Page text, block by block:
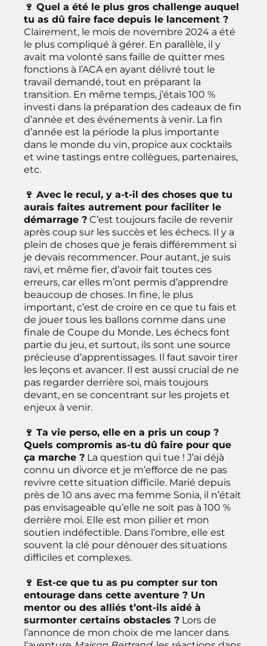
🍷 Quel a été le plus gros challenge auquel
tu as dû faire face depuis le lancement ?
Clairement, le mois de novembre 2024 a été
le plus compliqué à gérer. En parallèle, il y
avait ma volonté sans faille de quitter mes
fonctions à l’ACA en ayant délivré tout le
travail demandé, tout en préparant la
transition. En même temps, j’étais 100 %
investi dans la préparation des cadeaux de fin
d’année et des événements à venir. La fin
d’année est la période la plus importante
dans le monde du vin, propice aux cocktails
et wine tastings entre collègues, partenaires,
etc.
🍷 Avec le recul, y a-t-il des choses que tu
aurais faites autrement pour faciliter le
démarrage ? C’est toujours facile de revenir
après coup sur les succès et les échecs. Il y a
plein de choses que je ferais différemment si
je devais recommencer. Pour autant, je suis
ravi, et même fier, d’avoir fait toutes ces
erreurs, car elles m’ont permis d’apprendre
beaucoup de choses. In fine, le plus
important, c’est de croire en ce que tu fais et
de jouer tous les ballons comme dans une
finale de Coupe du Monde. Les échecs font
partie du jeu, et surtout, ils sont une source
précieuse d’apprentissages. Il faut savoir tirer
les leçons et avancer. Il est aussi crucial de ne
pas regarder derrière soi, mais toujours
devant, en se concentrant sur les projets et
enjeux à venir.
🍷 Ta vie perso, elle en a pris un coup ?
Quels compromis as-tu dû faire pour que
ça marche ? La question qui tue ! J’ai déjà
connu un divorce et je m’efforce de ne pas
revivre cette situation difficile. Marié depuis
près de 10 ans avec ma femme Sonia, il n’était
pas envisageable qu’elle ne soit pas à 100 %
derrière moi. Elle est mon pilier et mon
soutien indéfectible. Dans l’ombre, elle est
souvent la clé pour dénouer des situations
difficiles et complexes.
🍷 Est-ce que tu as pu compter sur ton
entourage dans cette aventure ? Un
mentor ou des alliés t’ont-ils aidé à
surmonter certains obstacles ? Lors de
l’annonce de mon choix de me lancer dans